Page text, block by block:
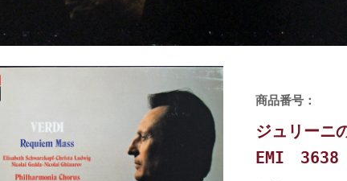
商品番号：
ジュリーニ
EMI 3638